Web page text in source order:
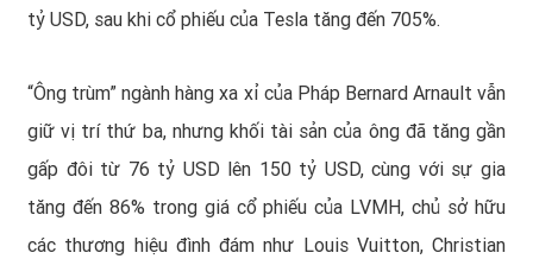
tỷ USD, sau khi cổ phiếu của Tesla tăng đến 705%.
“Ông trùm” ngành hàng xa xỉ của Pháp Bernard Arnault vẫn
giữ vị trí thứ ba, nhưng khối tài sản của ông đã tăng gần
gấp đôi từ 76 tỷ USD lên 150 tỷ USD, cùng với sự gia
tăng đến 86% trong giá cổ phiếu của LVMH, chủ sở hữu
các thương hiệu đình đám như Louis Vuitton, Christian